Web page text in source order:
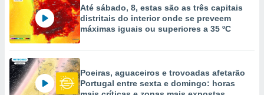
os
de
de dados
e melhorar
dados
Até sábado, 8, estas são as três capitais
distritais do interior onde se preveem
máximas iguais ou superiores a 35 ºC
Poeiras, aguaceiros e trovoadas afetarão
Portugal entre sexta e domingo: horas